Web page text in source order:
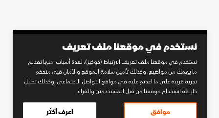
نستخدم في موقعنا ملف تعريف
نستخدم في موقعنا ملف تعريف الارتباط (كوكيز)، لعدة أسباب، منها تقديم
ما يهمك من مواضيع، وكذلك تأمين سلامة الموقع والأمان فيه، منحكم
تجربة قريبة على ما اعدتم عليه في مواقع التواصل الاجتماعي، وكذلك تحليل
طريقة استخدام موقعنا من قبل المستخدمين والقراء.
موافق اعرف أكثر